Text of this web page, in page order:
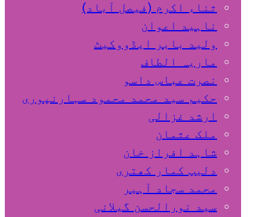
ثناء اکرم (فیصل آباد)
ناہید اعوان
ولید بابر ایڈووکیٹ
ماریہ الطاف
نصرت عباس داسو
حکیم سید محمد محمود سہارنپوری
ارشد غزالی
ملک عثمان
شاہد افراز خان
دلیپ کمار کھتری
محمد سجاد آہیر
سید نورالحسن گیلانی